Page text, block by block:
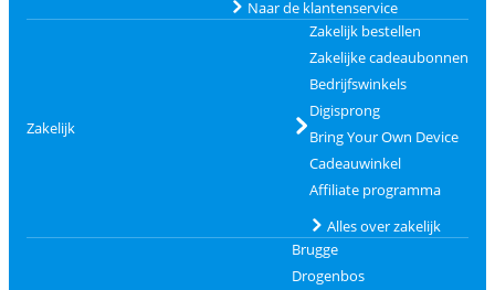
Naar de klantenservice
Zakelijk
Zakelijk bestellen
Zakelijke cadeaubonnen
Bedrijfswinkels
Digisprong
Bring Your Own Device
Cadeauwinkel
Affiliate programma
Alles over zakelijk
Brugge
Drogenbos